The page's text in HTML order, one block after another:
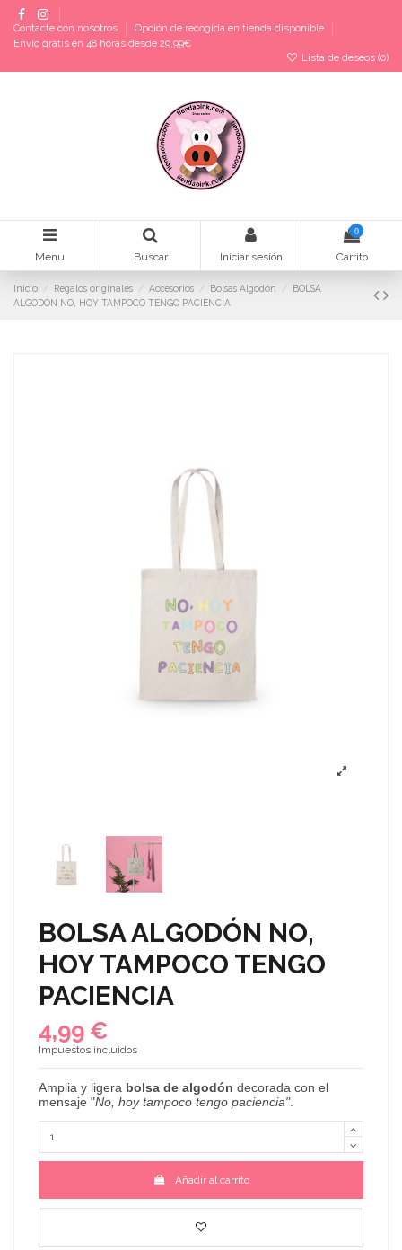
Contacte con nosotros
Opción de recogida en tienda disponible
Envío gratis en 48 horas desde 29,99€
Lista de deseos (0)
Menu Buscar Iniciar sesión
0
Carrito
Inicio Regalos originales Accesorios Bolsas Algodón
BOLSA
ALGODÓN NO, HOY TAMPOCO TENGO PACIENCIA
BOLSA ALGODÓN NO,
HOY TAMPOCO TENGO
PACIENCIA
4,99 €
Impuestos incluidos
Amplia y ligera bolsa de algodón decorada con el
mensaje "No, hoy tampoco tengo paciencia".
Añadir al carrito